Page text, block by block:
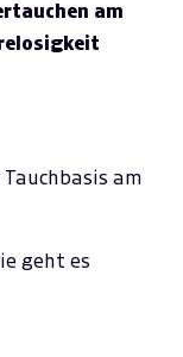
am
Tauchbasis am
geht es